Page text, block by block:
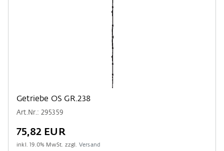
Getriebe OS GR.238
Art.Nr.: 295359
75,82 EUR
inkl.19.0% MwSt. zzgl. Versand